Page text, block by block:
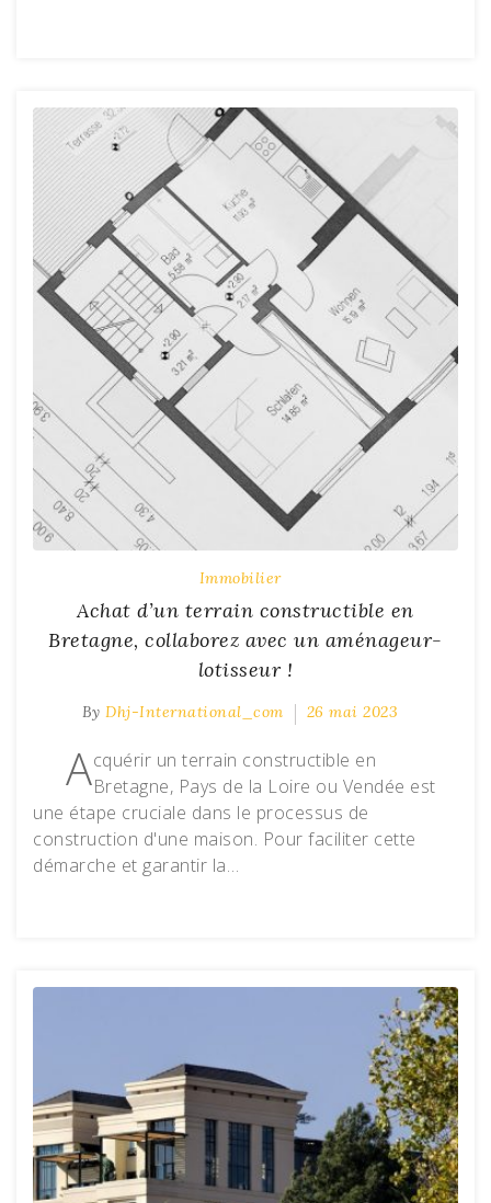
Immobilier
Achat d’un terrain constructible en
Bretagne, collaborez avec un aménageur-
lotisseur !
ByDhj-International_com 26 mai 2023
Acquérir un terrain constructible en
Bretagne, Pays de la Loire ou Vendée est
une étape cruciale dans le processus de
construction d'une maison. Pour faciliter cette
démarche et garantir la…